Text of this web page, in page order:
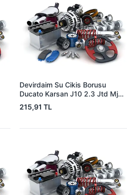
Devirdaim Su Cikis Borusu
Ducato Karsan J10 2.3 Jtd Mjet
01>14 | WPI PB 4099 | OEM
504007644 504099279
215,91 TL